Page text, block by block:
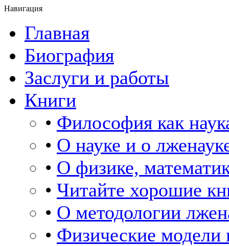
Навигация
Главная
Биография
Заслуги и работы
Книги
• Философия как
• О науке и о
• О физике,
• Читайте хорошие
• О методологии
• Физические модели